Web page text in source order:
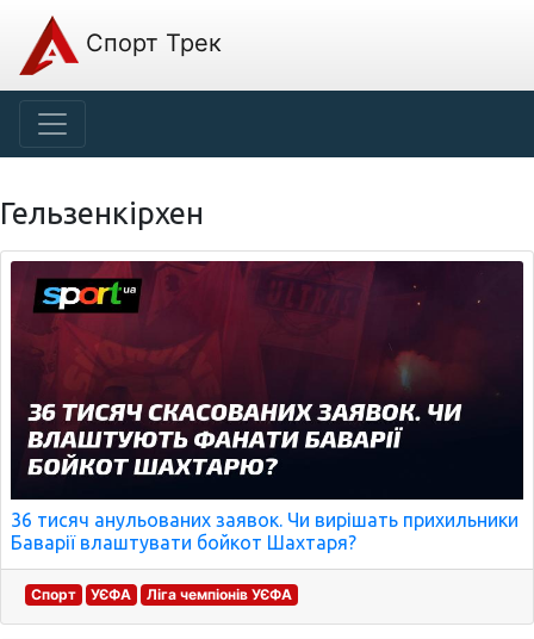
Спорт Трек
Гельзенкірхен
36 тисяч анульованих заявок. Чи вирішать прихильники
Баварії влаштувати бойкот Шахтаря?
Спорт УЄФА Ліга чемпіонів УЄФА